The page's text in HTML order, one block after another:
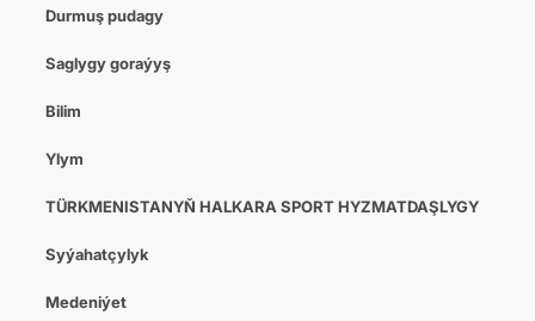
Durmuş pudagy
Saglygy goraýyş
Bilim
Ylym
TÜRKMENISTANYŇ HALKARA SPORT HYZMATDAŞLYGY
Syýahatçylyk
Medeniýet